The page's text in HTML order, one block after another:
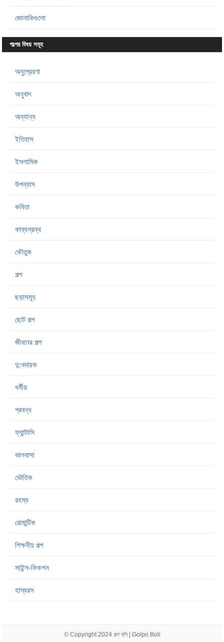
জোনাকিগুলো
গল্পের বিষয় সমূহ
অনুপ্রেরণা
অনুবাদ
অন্যান্য
ইতিহাস
ইসলামিক
উপন্যাস
কবিতা
কাব্যগ্রন্থ
কৌতুক
গল্প
ছড়াসমূহ
ছোট গল্প
জীবনের গল্প
দু:খদায়ক
ধর্মীয়
প্রবন্ধ
ফ্যান্টাসি
ভালবাসা
ভৌতিক
রহস্য
রোমান্টিক
শিক্ষনীয় গল্প
সাইন্স-ফিকশন
হাস্যরস
© Copyright 2024 গল্প বলি | Golpo Boli